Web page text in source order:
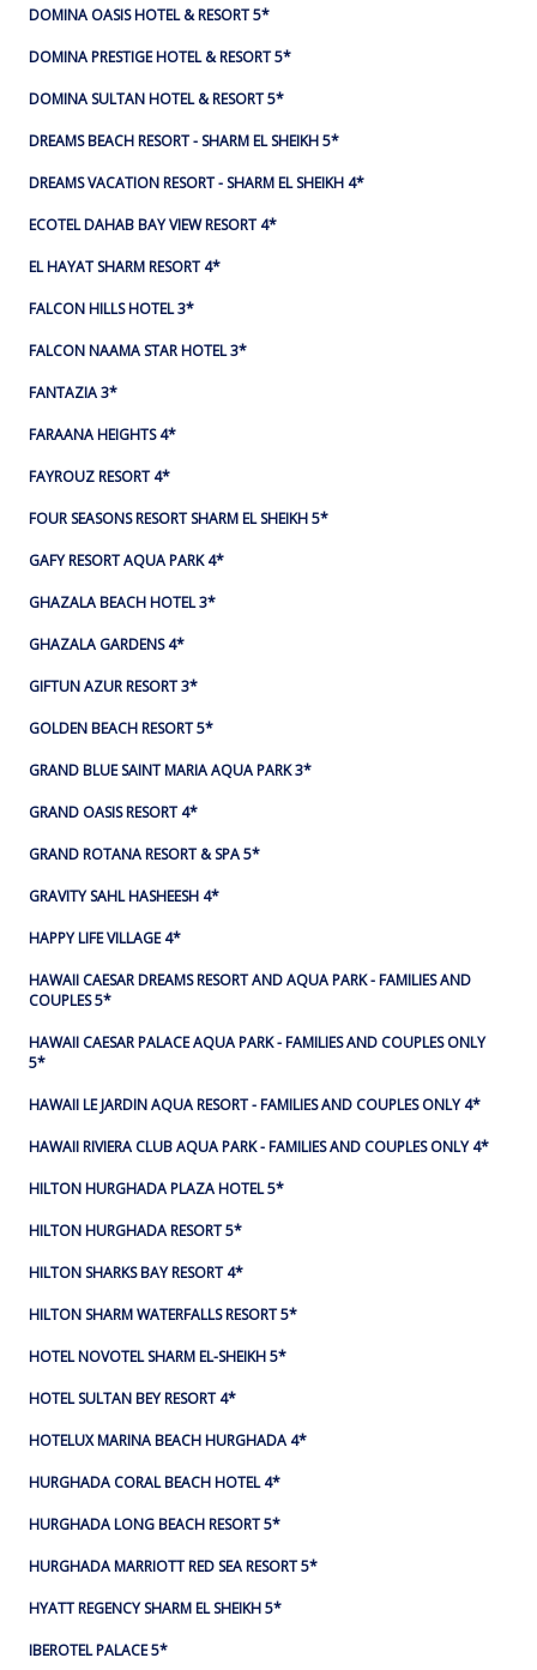
DOMINA OASIS HOTEL & RESORT 5*
DOMINA PRESTIGE HOTEL & RESORT 5*
DOMINA SULTAN HOTEL & RESORT 5*
DREAMS BEACH RESORT - SHARM EL SHEIKH 5*
DREAMS VACATION RESORT - SHARM EL SHEIKH 4*
ECOTEL DAHAB BAY VIEW RESORT 4*
EL HAYAT SHARM RESORT 4*
FALCON HILLS HOTEL 3*
FALCON NAAMA STAR HOTEL 3*
FANTAZIA 3*
FARAANA HEIGHTS 4*
FAYROUZ RESORT 4*
FOUR SEASONS RESORT SHARM EL SHEIKH 5*
GAFY RESORT AQUA PARK 4*
GHAZALA BEACH HOTEL 3*
GHAZALA GARDENS 4*
GIFTUN AZUR RESORT 3*
GOLDEN BEACH RESORT 5*
GRAND BLUE SAINT MARIA AQUA PARK 3*
GRAND OASIS RESORT 4*
GRAND ROTANA RESORT & SPA 5*
GRAVITY SAHL HASHEESH 4*
HAPPY LIFE VILLAGE 4*
HAWAII CAESAR DREAMS RESORT AND AQUA PARK - FAMILIES AND
COUPLES 5*
HAWAII CAESAR PALACE AQUA PARK - FAMILIES AND COUPLES ONLY
5*
HAWAII LE JARDIN AQUA RESORT - FAMILIES AND COUPLES ONLY 4*
HAWAII RIVIERA CLUB AQUA PARK - FAMILIES AND COUPLES ONLY 4*
HILTON HURGHADA PLAZA HOTEL 5*
HILTON HURGHADA RESORT 5*
HILTON SHARKS BAY RESORT 4*
HILTON SHARM WATERFALLS RESORT 5*
HOTEL NOVOTEL SHARM EL-SHEIKH 5*
HOTEL SULTAN BEY RESORT 4*
HOTELUX MARINA BEACH HURGHADA 4*
HURGHADA CORAL BEACH HOTEL 4*
HURGHADA LONG BEACH RESORT 5*
HURGHADA MARRIOTT RED SEA RESORT 5*
HYATT REGENCY SHARM EL SHEIKH 5*
IBEROTEL PALACE 5*